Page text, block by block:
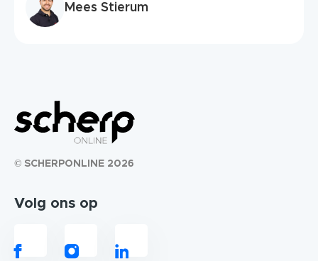
Mees Stierum
© SCHERPONLINE 2026
Volg ons op